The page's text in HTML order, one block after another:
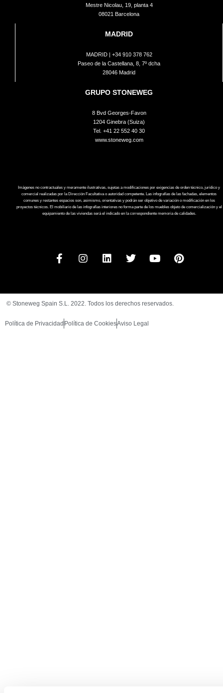
Mestre Nicolau, 19, planta 4
08021 Barcelona
MADRID
MADRID | +34 910 378 762
Paseo de la Castellana, 8, 7º dcha
28046 Madrid
GRUPO STONEWEG
8 Bvd Georges-Favon
1204 Ginebra (Suiza)
Tel. +41 22 552 40 30
www.stoneweg.com
Imágenes no contractuales y meramente ilustrativas, sujetas a modificaciones por exigencias de orden técnico, jurídico y
comercial realizadas por la Dirección Facultativa o autoridad competente. Las infografías de las fachadas, elementos
comunes y restantes espacios son, asimismo, orientativas y podrán ser objetivo de variación o modificación en los
proyectos técnicos. El mobiliario de las infografías interiores no forma parte de los muebles objeto de comercialización y el
equipamiento de las viviendas será el indicado en la correspondiente memoria de calidades.
© Stoneweg Spain S.L. 2022. Todos los derechos reservados.
Política de Privacidad Política de CookiesAviso Legal